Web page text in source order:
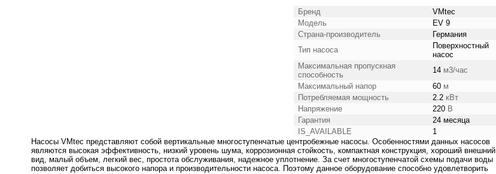
Бренд
VMtec
Модель
EV 9
Страна-производитель
Германия
Тип насоса
Поверхностный
насос
Максимальная пропускная
способность
14 м3/час
Максимальный напор
60 м
Потребляемая мощность
2.2 кВт
Напряжение
220 В
Гарантия
24 месяца
IS_AVAILABLE
1
Насосы VMtec представляют собой вертикальные многоступенчатые центробежные насосы. Особенностями данных насосов
являются высокая эффективность, низкий уровень шума, коррозионная стойкость, компактная конструкция, хороший внешний
вид, малый объем, легкий вес, простота обслуживания, надежное уплотнение. За счет многоступенчатой схемы подачи воды
позволяет добиться высокого напора и производительности насоса. Поэтому данное оборудование способно удовлетворить